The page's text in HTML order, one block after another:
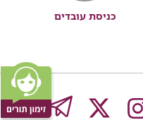
כניסת עובדים